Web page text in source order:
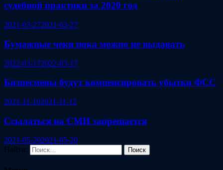
судебной практики за 2020 год
2021-03-272021-03-27
Бумажные чеки пока можно не выдавать
2022-03-172022-03-17
Бизнесмены будут компенсировать убытки ФСС
2021-11-102021-11-12
Ссылаться на СМИ запрещается
2021-05-202021-05-20
Найти: